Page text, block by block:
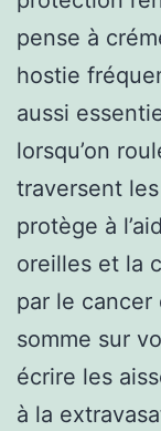
pense à
hostie
aussi
lorsqu’on
traversent
protège à
oreilles et la
par le cancer
somme sur
écrire les
à la